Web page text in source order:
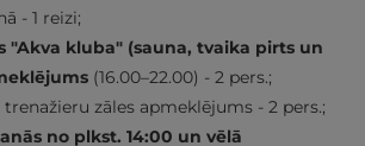
- 1 reizi;
"Akva kluba" (sauna, tvaika pirts un
(16.00–22.00) - 2 pers.;
zāles apmeklējums - 2 pers.;
no plkst. 14:00 un vēlā